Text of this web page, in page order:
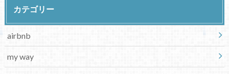
カテゴリー
airbnb
my way